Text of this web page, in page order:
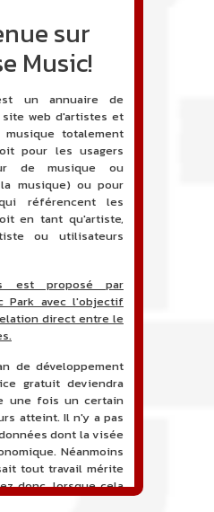
sur
Music!
un annuaire de
web d'artistes et
totalement
pour les usagers
de musique ou
musique) ou pour
référencent les
en tant qu'artiste,
ou utilisateurs
est proposé par
Park avec l'objectif
direct entre le
de développement
gratuit deviendra
une fois un certain
atteint. Il n'y a pas
dont la visée
Néanmoins
tout travail mérite
donc, lorsque cela